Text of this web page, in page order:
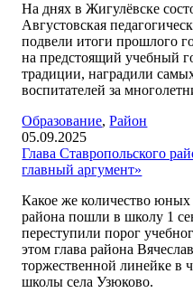
На днях в Жигулёвске
Августовская
подвели итоги прошлого
на предстоящий учебный
традиции, наградили
воспитателей за
Образование,Район
05.09.2025
Глава Ставропольского
главный аргумент»
Какое же количество
района пошли в школу 1
переступили порог
этом глава района
торжественной линейке в
школы села Узюково.